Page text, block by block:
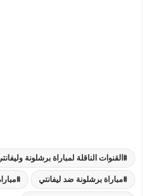
القنوات الناقلة لمباراة برشلونة
مباراة برشلونة ضد ليفانتي